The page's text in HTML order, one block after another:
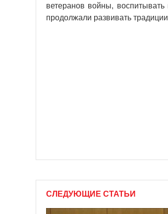
ветеранов войны,
продолжали развивать
СЛЕДУЮЩИЕ СТАТЬИ